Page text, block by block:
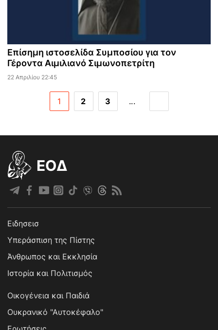
Επίσημη ιστοσελίδα Συμποσίου για τον
Γέροντα Αιμιλιανό Σιμωνοπετρίτη
22 Απριλίου 22:45
1 2 3 ...
EOΔ
Ειδησεισ
Υπεράσπιση της Πίστης
Άνθρωπος και Εκκλησία
Ιστορία και Πολιτισμός
Οικογένεια και Παιδιά
Ουκρανικό "Αυτοκέφαλο"